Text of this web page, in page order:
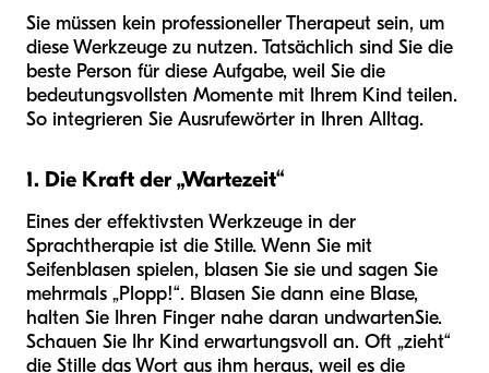
Sie müssen kein professioneller Therapeut sein, um
diese Werkzeuge zu nutzen. Tatsächlich sind Sie die
beste Person für diese Aufgabe, weil Sie die
bedeutungsvollsten Momente mit Ihrem Kind teilen.
So integrieren Sie Ausrufewörter in Ihren Alltag.
1. Die Kraft der „Wartezeit“
Eines der effektivsten Werkzeuge in der
Sprachtherapie ist die Stille. Wenn Sie mit
Seifenblasen spielen, blasen Sie sie und sagen Sie
mehrmals „Plopp!“. Blasen Sie dann eine Blase,
halten Sie Ihren Finger nahe daran undwartenSie.
Schauen Sie Ihr Kind erwartungsvoll an. Oft „zieht“
die Stille das Wort aus ihm heraus, weil es die